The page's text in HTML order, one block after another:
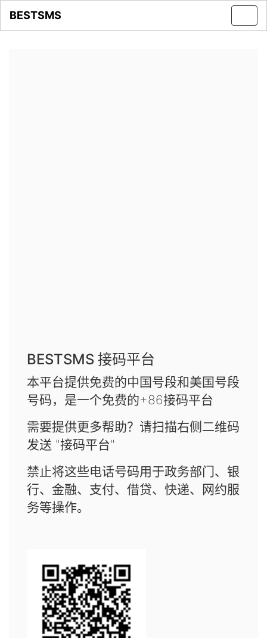
BESTSMS
BESTSMS 接码平台
本平台提供免费的中国号段和美国号段
号码，是一个免费的+86接码平台
需要提供更多帮助？请扫描右侧二维码
发送 "接码平台"
禁止将这些电话号码用于政务部门、银
行、金融、支付、借贷、快递、网约服
务等操作。